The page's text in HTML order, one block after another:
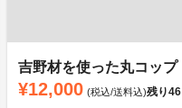
吉野材を使った丸コップ
¥12,000 (税込/送料込)残り46